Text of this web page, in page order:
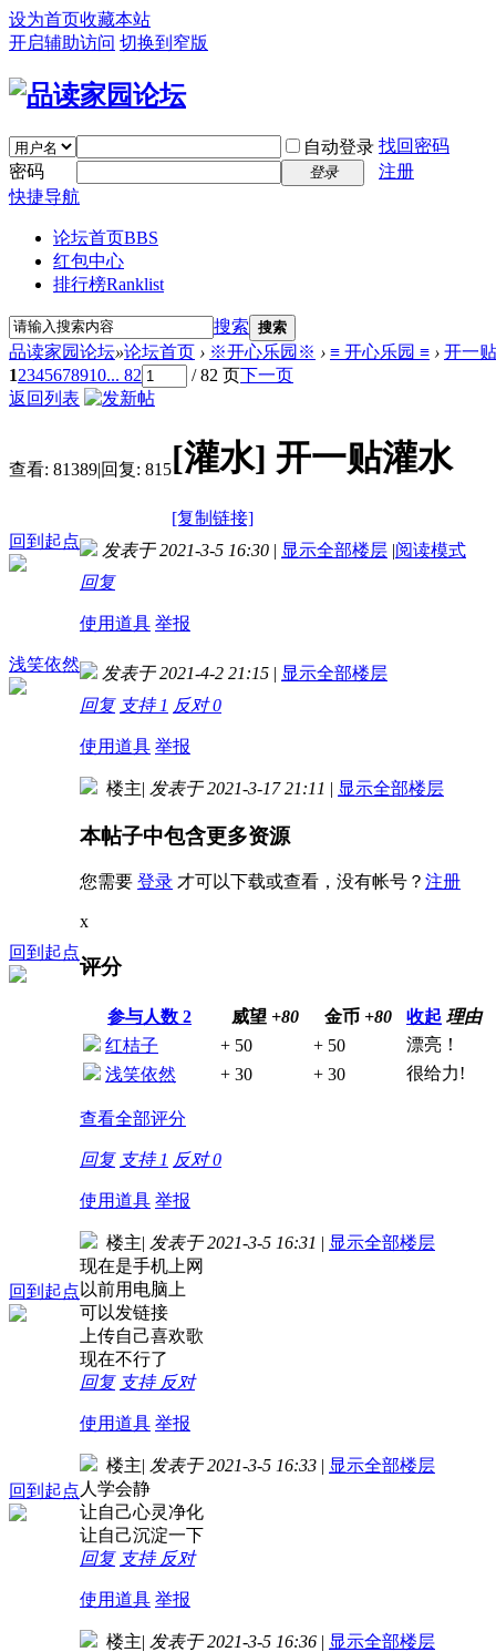
设为首页收藏本站
开启辅助访问 切换到窄版
自动登录 找回密码
密码
登录
注册
快捷导航
论坛首页BBS
红包中心
排行榜Ranklist
搜索 搜索
品读家园论坛»论坛首页 › ※开心乐园※ › ≡ 开心乐园 ≡ › 开一
12345678910... 82 / 82 页下一页
返回列表
查看: 81389|回复: 815[灌水] 开一贴灌水
[复制链接]
回到起点
发表于 2021-3-5 16:30 | 显示全部楼层 |阅读模式
回复
使用道具 举报
浅笑依然 发表于 2021-4-2 21:15 | 显示全部楼层
回复 支持 1 反对0
使用道具 举报
回到起点
楼主| 发表于 2021-3-17 21:11 | 显示全部楼层
本帖子中包含更多资源
您需要 登录 才可以下载或查看，没有帐号？ 注册
x
评分
参与人数 2 威望 +80 金币 +80 收起 理由
红桔子
+ 50 + 50
漂亮！
浅笑依然
+ 30 + 30 很给力!
查看全部评分
回复 支持 1 反对0
使用道具 举报
回到起点
楼主| 发表于 2021-3-5 16:31 | 显示全部楼层
现在是手机上网
以前用电脑上
可以发链接
上传自己喜欢歌
现在不行了
回复 支持 反对
使用道具 举报
回到起点
楼主| 发表于 2021-3-5 16:33 | 显示全部楼层
人学会静
让自己心灵净化
让自己沉淀一下
回复 支持 反对
使用道具 举报
楼主| 发表于 2021-3-5 16:36 | 显示全部楼层